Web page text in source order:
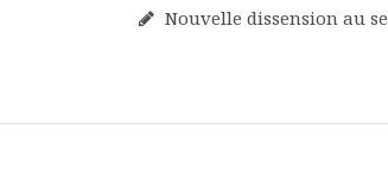
Nouvelle dissension au